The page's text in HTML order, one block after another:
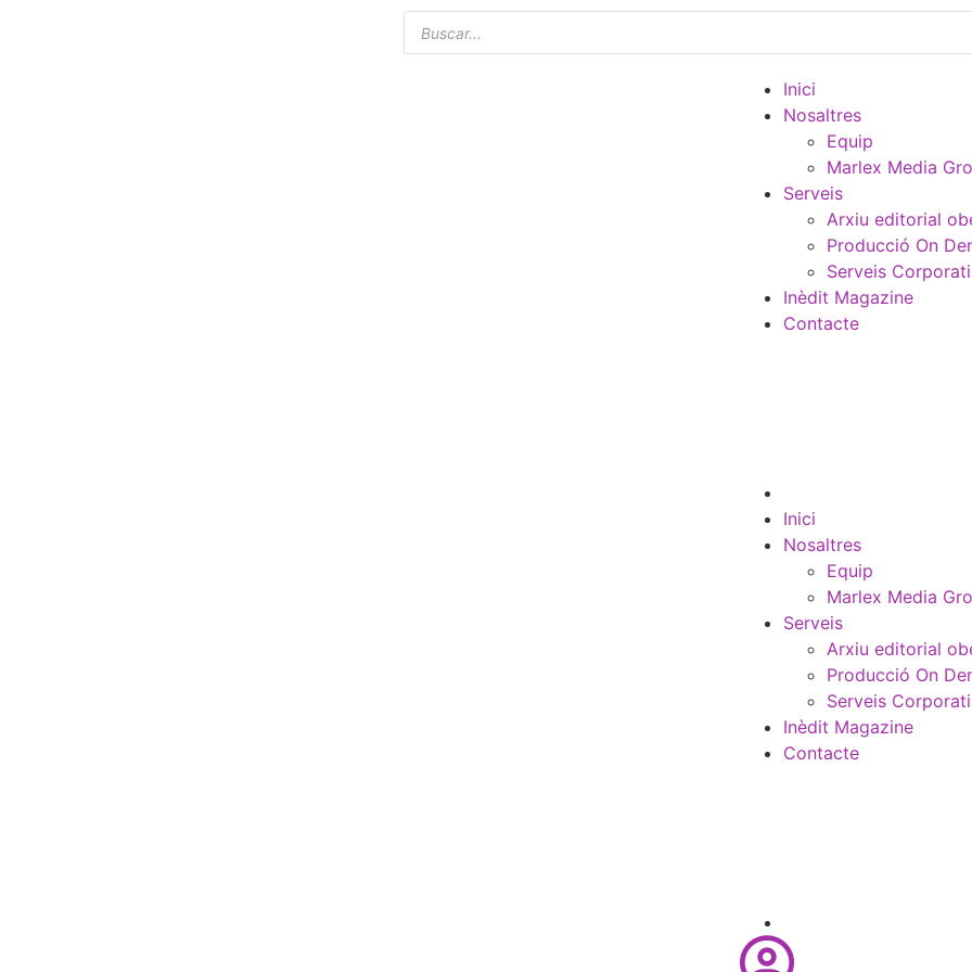
Inici
Nosaltres
Equip
Marlex Media
Serveis
Arxiu editorial
Producció On
Serveis
Inèdit Magazine
Contacte
Inici
Nosaltres
Equip
Marlex Media
Serveis
Arxiu editorial
Producció On
Serveis
Inèdit Magazine
Contacte